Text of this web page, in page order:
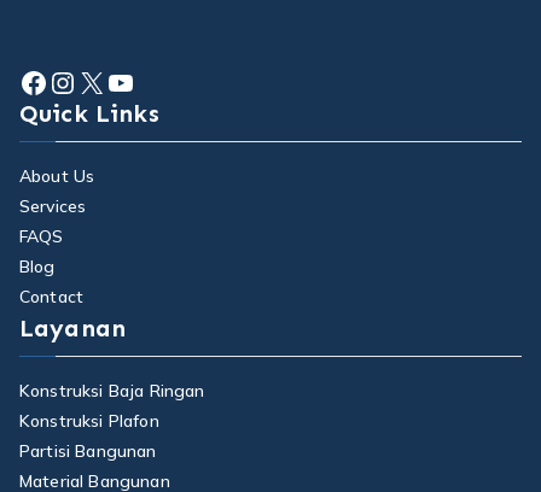
Facebook
Instagram
X YouTube
Quick Links
About Us
Services
FAQS
Blog
Contact
Layanan
Konstruksi Baja Ringan
Konstruksi Plafon
Partisi Bangunan
Material Bangunan